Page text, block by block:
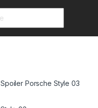
Spoiler Porsche Style 03